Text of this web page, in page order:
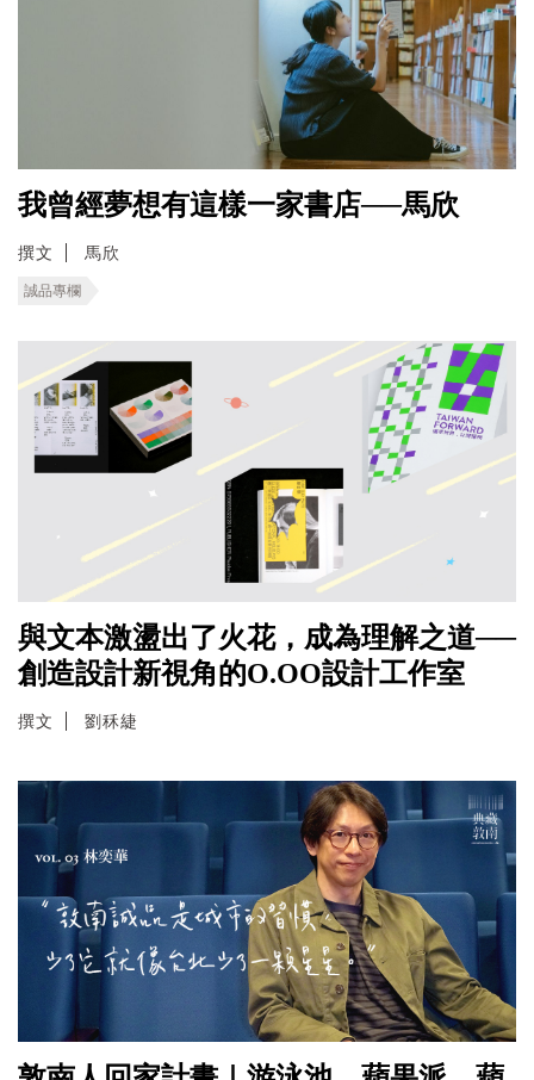
我曾經夢想有這樣一家書店──馬欣
撰文 馬欣
誠品專欄
與文本激盪出了火花，成為理解之道──
創造設計新視角的O.OO設計工作室
撰文 劉秝緁